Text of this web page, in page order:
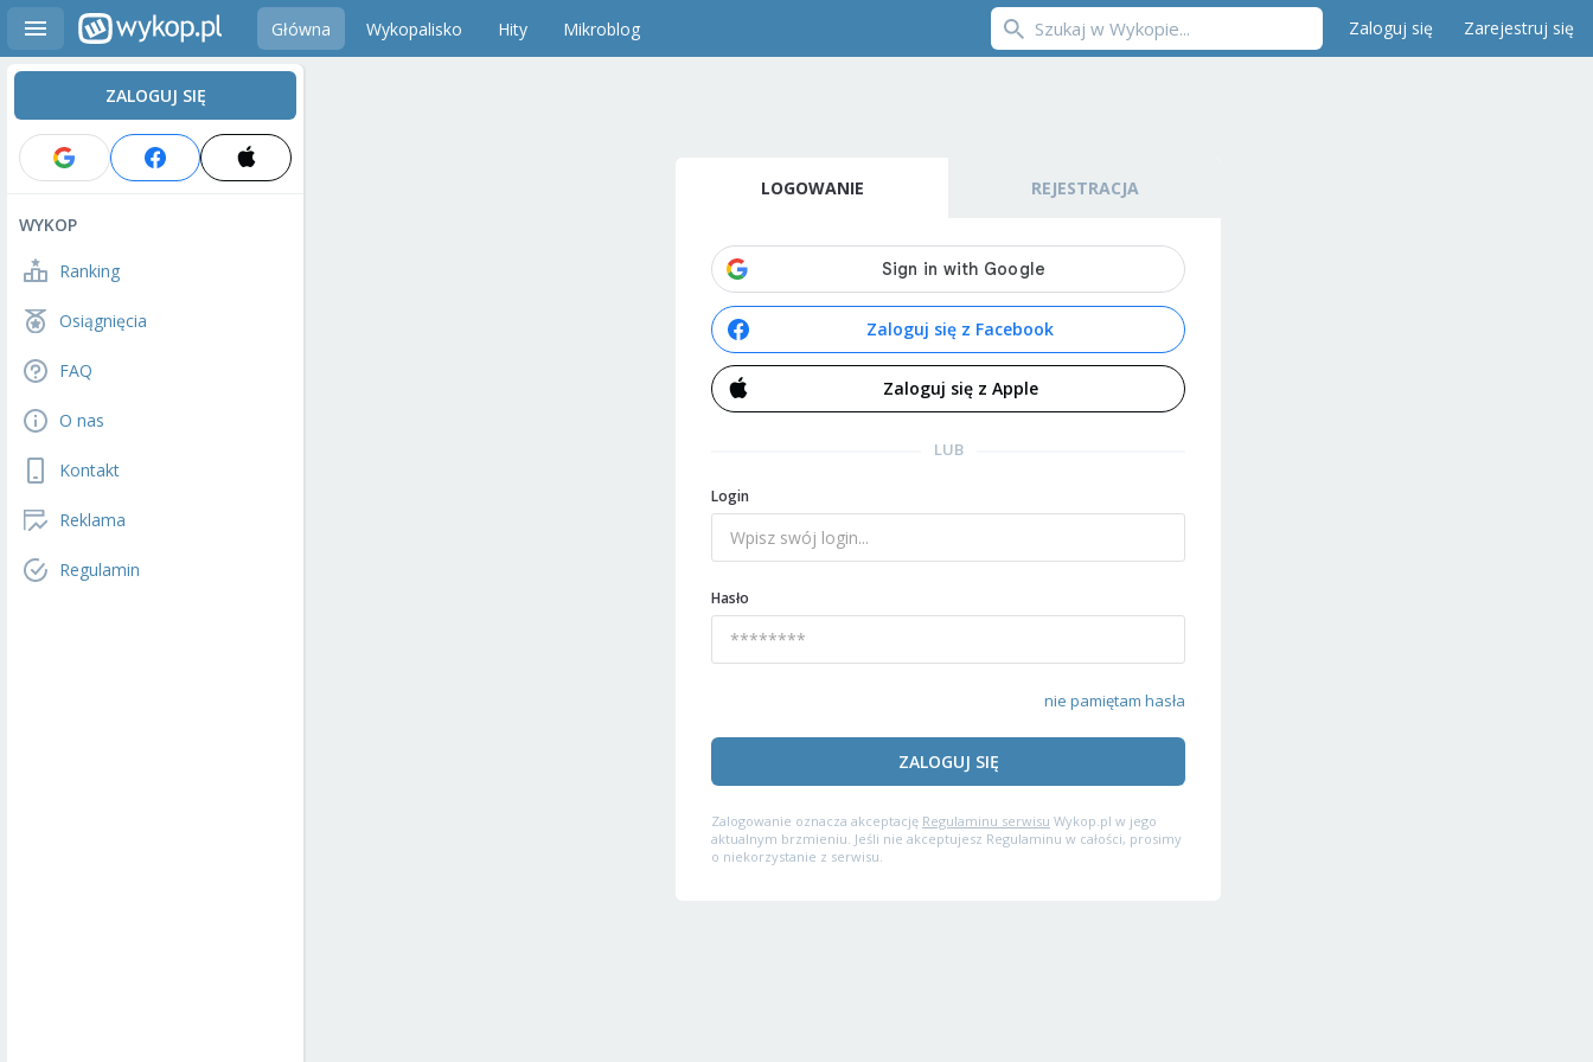
Główna Wykopalisko Hity Mikroblog Zaloguj się Zarejestruj się
ZALOGUJ SIĘ
WYKOP
Ranking
Osiągnięcia
FAQ
O nas
Kontakt
Reklama
Regulamin
LOGOWANIE REJESTRACJA
Zaloguj się z Facebook
Zaloguj się z Apple
LUB
Login
Hasło
nie pamiętam hasła
ZALOGUJ SIĘ
Zalogowanie oznacza akceptację Regulaminu serwisu Wykop.pl w jego
aktualnym brzmieniu. Jeśli nie akceptujesz Regulaminu w całości, prosimy
o niekorzystanie z serwisu.